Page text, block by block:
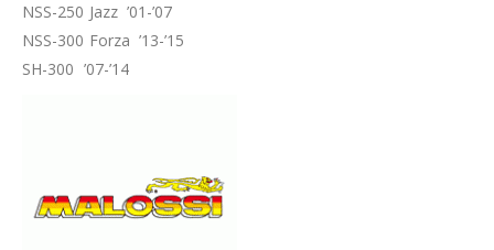
NSS-250 Jazz ’01-’07
NSS-300 Forza ’13-’15
SH-300 ’07-’14